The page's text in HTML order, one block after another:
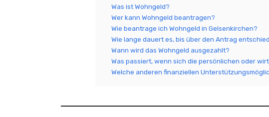
Was ist Wohngeld?
Wer kann Wohngeld beantragen?
Wie beantrage ich Wohngeld in Gelsenkirchen?
Wie lange dauert es, bis über den Antrag
Wann wird das Wohngeld ausgezahlt?
Was passiert, wenn sich die persönlichen oder
Welche anderen finanziellen